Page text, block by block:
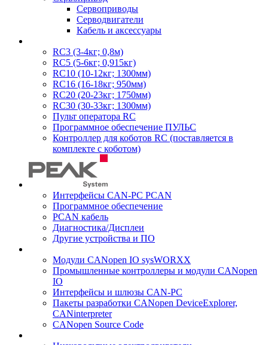
Сервоприводы
Серводвигатели
Кабель и аксессуары
RC3 (3-4кг; 0,8м)
RC5 (5-6кг; 0,915кг)
RC10 (10-12кг; 1300мм)
RC16 (16-18кг; 950мм)
RC20 (20-23кг; 1750мм)
RC30 (30-33кг; 1300мм)
Пульт оператора RC
Программное обеспечение ПУЛЬС
Контроллер для коботов RC (поставляется в
комплекте с коботом)
Интерфейсы CAN-PC PCAN
Программное обеспечение
PCAN кабель
Диагностика/Дисплеи
Другие устройства и ПО
Модули CANopen IO sysWORXX
Промышленные контроллеры и модули CANopen
IO
Интерфейсы и шлюзы CAN-PC
Пакеты разработки CANopen DeviceExplorer,
CANinterpreter
CANopen Source Code